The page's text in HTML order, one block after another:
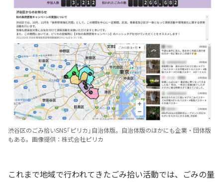
渋谷区のごみ拾いSNS「ピリカ」自治体版。自治体版のほかにも企業・団体版
もある。画像提供：株式会社ピリカ
これまで地域で行われてきたごみ拾い活動では、ごみの量